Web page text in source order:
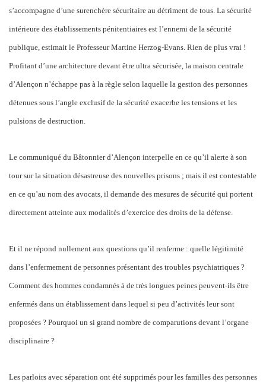
s’accompagne d’une surenchère sécuritaire au détriment de tous. La sécurité
intérieure des établissements pénitentiaires est l’ennemi de la sécurité
publique, estimait le Professeur Martine Herzog-Evans. Rien de plus vrai !
Profitant d’une architecture devant être ultra sécurisée, la maison centrale
d’Alençon n’échappe pas à la règle selon laquelle la gestion des personnes
détenues sous l’angle exclusif de la sécurité exacerbe les tensions et les
pulsions de destruction.
Le communiqué du Bâtonnier d’Alençon interpelle en ce qu’il alerte à son
tour sur la situation désastreuse des nouvelles prisons ; mais il est contestable
en ce qu’au nom des avocats, il demande des mesures de sécurité qui portent
directement atteinte aux modalités d’exercice des droits de la défense.
Et il ne répond nullement aux questions qu’il renferme : quelle légitimité
dans l’enfermement de personnes présentant des troubles psychiatriques ?
Comment des hommes condamnés à de très longues peines peuvent-ils être
enfermés dans un établissement dans lequel si peu d’activités leur sont
proposées ? Pourquoi un si grand nombre de comparutions devant l’organe
disciplinaire ?
Les parloirs avec séparation ont été supprimés pour les familles des personnes